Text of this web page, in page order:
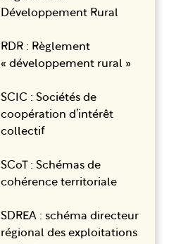
Développement Rural
RDR : Règlement
« développement rural »
SCIC : Sociétés de
coopération d’intérêt
collectif
SCoT : Schémas de
cohérence territoriale
SDREA : schéma directeur
régional des exploitations